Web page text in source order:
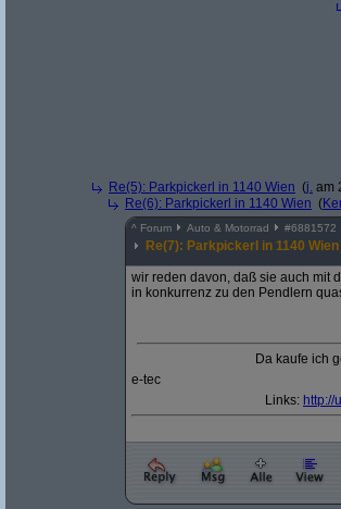
Re(5): Parkpickerl in 1140 Wien (j. am
Re(6): Parkpickerl in 1140 Wien (
^ Forum Auto & Motorrad #6881572
Re(7): Parkpickerl in 1140 Wien
wir reden davon, daß sie auch mit
in konkurrenz zu den Pendlern
Da kaufe ich
e-tec
Links: http://